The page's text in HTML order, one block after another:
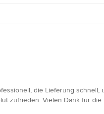
die Lieferung schnell,
zufrieden. Vielen Dank für